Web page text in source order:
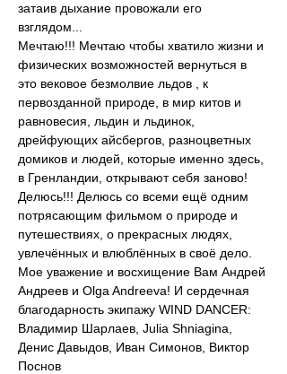
затаив дыхание провожали его
взглядом...
Мечтаю!!! Мечтаю чтобы хватило жизни и
физических возможностей вернуться в
это вековое безмолвие льдов , к
первозданной природе, в мир китов и
равновесия, льдин и льдинок,
дрейфующих айсбергов, разноцветных
домиков и людей, которые именно здесь,
в Гренландии, открывают себя заново!
Делюсь!!! Делюсь со всеми ещё одним
потрясающим фильмом о природе и
путешествиях, о прекрасных людях,
увлечённых и влюблённых в своё дело.
Мое уважение и восхищение Вам Андрей
Андреев и Olga Andreeva! И сердечная
благодарность экипажу WIND DANCER:
Владимир Шарлаев, Julia Shniagina,
Денис Давыдов, Иван Симонов, Виктор
Поснов